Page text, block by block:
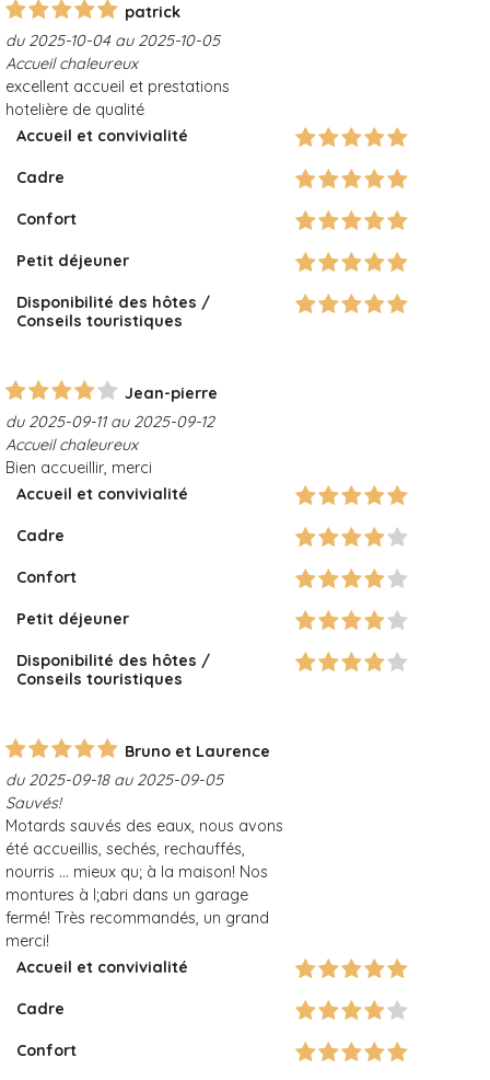
patrick
du 2025-10-04 au 2025-10-05
Accueil chaleureux
excellent accueil et prestations
hotelière de qualité
Accueil et convivialité
Cadre
Confort
Petit déjeuner
Disponibilité des hôtes /
Conseils touristiques
Jean-pierre
du 2025-09-11 au 2025-09-12
Accueil chaleureux
Bien accueillir, merci
Accueil et convivialité
Cadre
Confort
Petit déjeuner
Disponibilité des hôtes /
Conseils touristiques
Bruno et Laurence
du 2025-09-18 au 2025-09-05
Sauvés!
Motards sauvés des eaux, nous avons
été accueillis, sechés, rechauffés,
nourris ... mieux qu; à la maison! Nos
montures à l;abri dans un garage
fermé! Très recommandés, un grand
merci!
Accueil et convivialité
Cadre
Confort